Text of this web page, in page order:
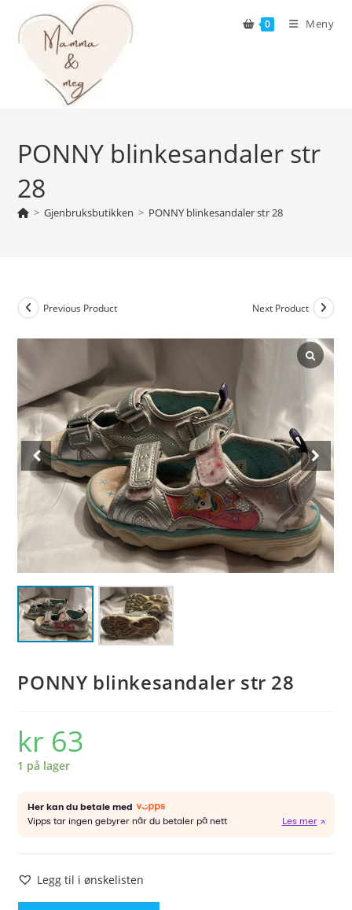
content
0 Meny
PONNY blinkesandaler str
28
> Gjenbruksbutikken > PONNY blinkesandaler str 28
Previous Product Next Product
PONNY blinkesandaler str 28
kr 63
1 på lager
Legg til i ønskelisten